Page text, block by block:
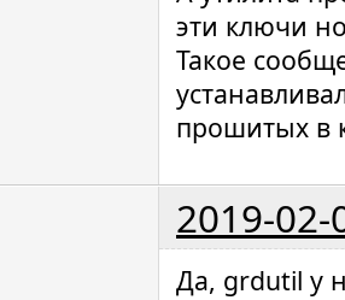
эти ключи
Такое
прошитых в
2019-02-
Да, grdutil у